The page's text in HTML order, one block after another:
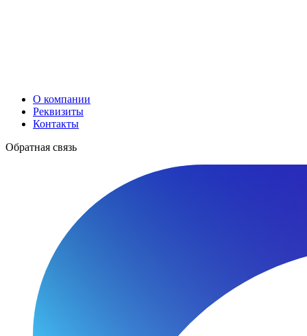
О компании
Реквизиты
Контакты
Обратная связь